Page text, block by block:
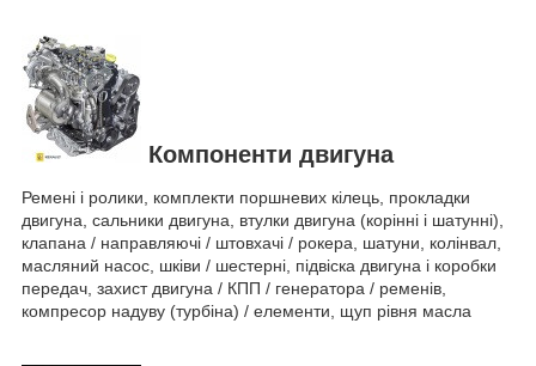
Компоненти двигуна
Ремені і ролики, комплекти поршневих кілець, прокладки
двигуна, сальники двигуна, втулки двигуна (корінні і шатунні),
клапана / направляючі / штовхачі / рокера, шатуни, колінвал,
масляний насос, шківи / шестерні, підвіска двигуна і коробки
передач, захист двигуна / КПП / генератора / ременів,
компресор надуву (турбіна) / елементи, щуп рівня масла